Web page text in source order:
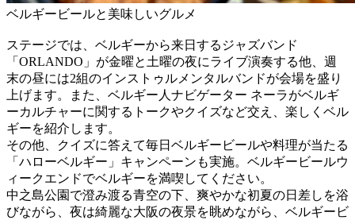
ベルギービールと美味しいグルメ
ステージでは、ベルギーから来日するジャズバンド
「ORLANDO」が金曜と土曜の夜にライブ演奏する他、週
末の昼には2組のインストゥルメンタルバンドが会場を盛り
上げます。また、ベルギー人ナビゲーター ネーラがベルギ
ーカルチャーに関するトークやクイズなど交え、楽しくベル
ギーを紹介します。
その他、クイズに答えて毎日ベルギービールや料理が当たる
「ハローベルギー」キャンペーンも実施。ベルギービールウ
ィークエンドでベルギーを満喫してください。
中之島公園で澄み渡る青空の下、爽やかな初夏の日差しを浴
びながら、夜は綺麗な大阪の夜景を眺めながら、ベルギービ